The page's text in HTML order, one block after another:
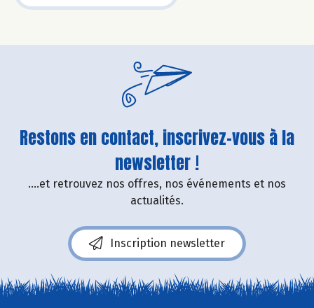
Restons en contact, inscrivez-vous à la
newsletter !
....et retrouvez nos offres, nos événements et nos
actualités.
Inscription newsletter